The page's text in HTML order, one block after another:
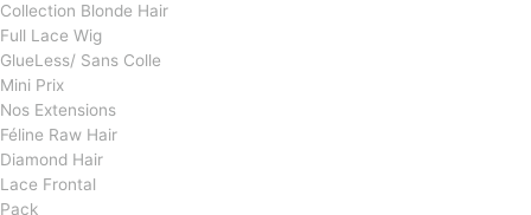
Collection Blonde Hair
Full Lace Wig
GlueLess/ Sans Colle
Mini Prix
Nos Extensions
Féline Raw Hair
Diamond Hair
Lace Frontal
Pack